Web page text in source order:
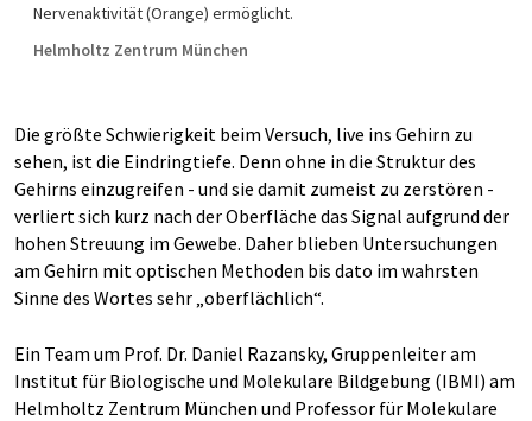
Nervenaktivität (Orange) ermöglicht.
Helmholtz Zentrum München
Die größte Schwierigkeit beim Versuch, live ins Gehirn zu
sehen, ist die Eindringtiefe. Denn ohne in die Struktur des
Gehirns einzugreifen - und sie damit zumeist zu zerstören -
verliert sich kurz nach der Oberfläche das Signal aufgrund der
hohen Streuung im Gewebe. Daher blieben Untersuchungen
am Gehirn mit optischen Methoden bis dato im wahrsten
Sinne des Wortes sehr „oberflächlich“.
Ein Team um Prof. Dr. Daniel Razansky, Gruppenleiter am
Institut für Biologische und Molekulare Bildgebung (IBMI) am
Helmholtz Zentrum München und Professor für Molekulare